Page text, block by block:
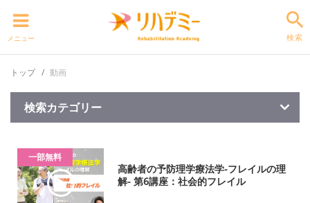
メニュー 検索
トップ 動画
検索カテゴリー
一部無料
高齢者の予防理学療法学-フレイルの理
解- 第6講座：社会的フレイル